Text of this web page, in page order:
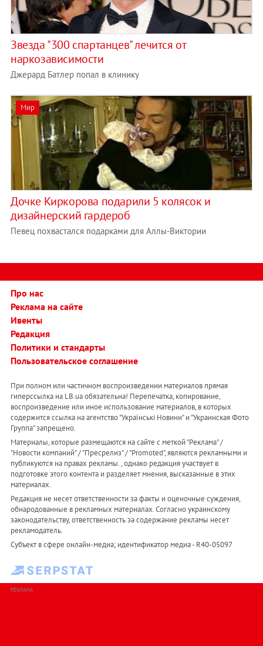
Звезда "300 спартанцев" лечится от
наркозависимости
Джерард Батлер попал в клинику
Мир
Дочке Киркорова подарили 5 колясок и
дизайнерский гардероб
Певец похвастался подарками для Аллы-Виктории
Про нас
Реклама на сайте
Ивенты
Редакция
Политики и стандарты
Пользовательское соглашение
При полном или частичном воспроизведении материалов прямая
гиперссылка на LB.ua обязательна! Перепечатка, копирование,
воспроизведение или иное использование материалов, в которых
содержится ссылка на агентство "Українськi Новини" и "Украинская Фото
Группа" запрещено.
Материалы, которые размещаются на сайте с меткой "Реклама" /
"Новости компаний" / "Пресрелиз" / "Promoted", являются рекламными и
публикуются на правах рекламы. , однако редакция участвует в
подготовке этого контента и разделяет мнения, высказанные в этих
материалах.
Редакция не несет ответственности за факты и оценочные суждения,
обнародованные в рекламных материалах. Согласно украинскому
законодательству, ответственность за содержание рекламы несет
рекламодатель.
Субъект в сфере онлайн-медиа; идентификатор медиа - R40-05097
РЕКЛАМА